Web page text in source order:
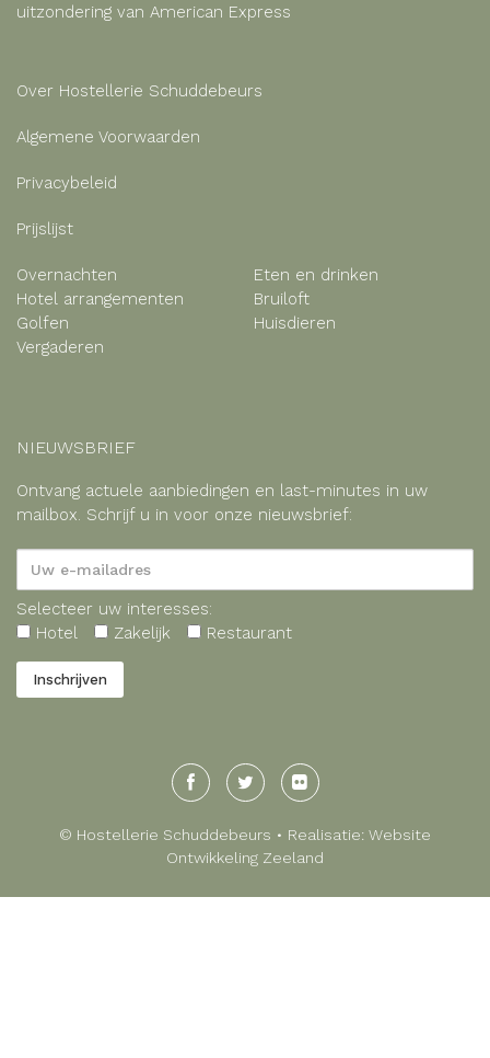
uitzondering van American Express
Over Hostellerie Schuddebeurs
Algemene Voorwaarden
Privacybeleid
Prijslijst
Overnachten
Hotel arrangementen
Golfen
Vergaderen
Eten en drinken
Bruiloft
Huisdieren
NIEUWSBRIEF
Ontvang actuele aanbiedingen en last-minutes in uw
mailbox. Schrijf u in voor onze nieuwsbrief:
Selecteer uw interesses:
Hotel
Zakelijk Restaurant
© Hostellerie Schuddebeurs • Realisatie: Website
Ontwikkeling Zeeland